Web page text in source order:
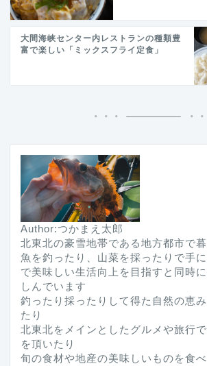
大間海峡センター内レストランの種類豊
富で楽しい「ミックスフライ定食」
Author:つかまえ太郎
北東北の豪雪地帯である地方都市で
魚を釣ったり、山菜を採ったりで手
で美味しい生活向上を目指すと同時
しんでいます
釣ったり採ったりして得た自然の恵
たり
北東北をメインとしたグルメや旅行
を頂いたり
旬の食材や地産の美味しいものを食